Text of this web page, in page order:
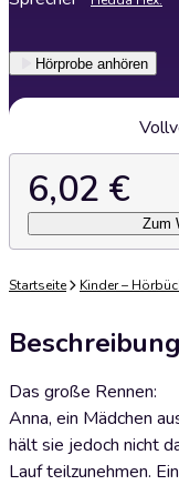
Hörprobe anhören
6,02 €
Zum
Startseite Kinder –
Beschreibung
Das große Rennen:
Anna, ein Mädchen
hält sie jedoch nicht
Lauf teilzunehmen.